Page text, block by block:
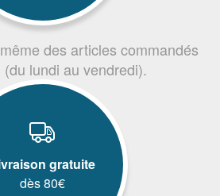
des articles commandés
(du lundi au vendredi).
gratuite
dès 80€